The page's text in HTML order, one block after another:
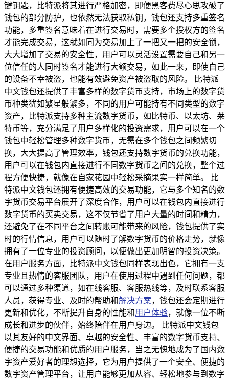
键钥匙，比特派将其进行严格加密，即便黑客费尽心思攻破了
钱包的部分防护，也依然无法获取私钥，钱包还支持多重签名
功能，多重签名意味着在进行交易时，需要多个授权方的签名
才能完成交易，这就如同为交易加上了一把又一把的安全锁，
大大增加了交易的安全性，用户可以灵活设置需要自己和另一
位信任的人同时签名才能进行大额交易，如此一来，即使自己
的设备不幸被盗，也能有效避免资产被盗取的风险。 比特派
中文钱包还提供了丰富多样的数字货币支持，市场上的数字货
币种类犹如繁星般繁多，不同的用户可能持有不同类型的数字
资产，比特派支持多种主流数字货币，如比特币、以太坊、莱
特币等，充分满足了用户多样化的投资需求，用户可以在一个
钱包中轻松管理多种数字货币，无需在多个钱包之间频繁切
换，大大提高了管理效率，钱包还支持数字货币的兑换功能，
用户可以在钱包内直接进行不同数字货币之间的兑换，整个过
程方便快捷，就像在自家花园中轻松采摘果实一样简单。 比
特派中文钱包还拥有便捷高效的交易功能，它与多个知名的数
字货币交易平台展开了深度合作，用户可以在钱包内直接进行
数字货币的买卖交易，这不仅节省了用户大量的时间和精力，
还避免了在不同平台之间转账可能带来的风险，钱包提供了实
时的行情信息，用户可以随时了解数字货币的价格走势，就像
拥有了一位专业的投资顾问，以便做出更加明智的投资决策。
在用户服务方面，比特派中文钱包同样表现出色，它拥有一支
专业且热情的客服团队，用户在使用过程中遇到任何问题，都
可以通过多种渠道，如在线客服、客服热线等，及时联系客服
人员，获得专业、及时的帮助和解决方案，钱包还会定期进行
更新和优化，不断提升自身的性能和用户体验，就像一位不断
成长和进步的伙伴，始终陪伴在用户身边。 比特派中文钱包
以其友好的中文界面、卓越的安全性、丰富的数字货币支持、
便捷的交易功能和优质的用户服务，当之无愧地成为了国内数
字资产爱好者的理想选择，它为用户提供了一个安全、便捷的
数字资产管理平台，让用户能够更加从容、轻松地参与到数字